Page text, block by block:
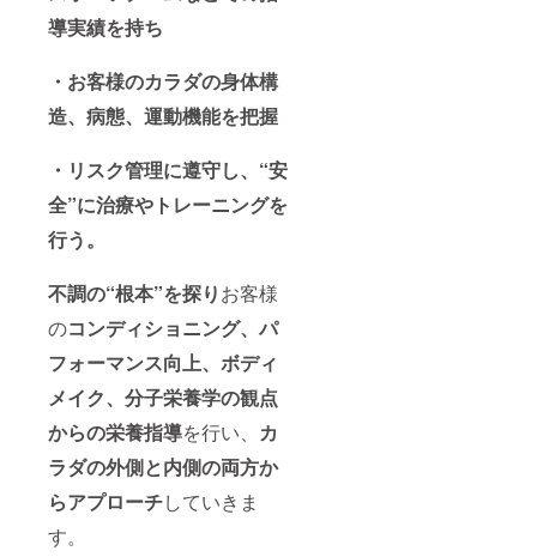
導実績を持ち
・お客様のカラダの身体構
造、病態、運動機能を把握
・リスク管理に遵守し、 “安
全”に治療やトレーニングを
行う。
不調の“根本”を探りお客様
のコンディショニング、 パ
フォーマンス向上、ボディ
メイク、分子栄養学の観点
からの栄養指導を行い、 カ
ラダの外側と内側の両方か
らアプローチしていきま
す。